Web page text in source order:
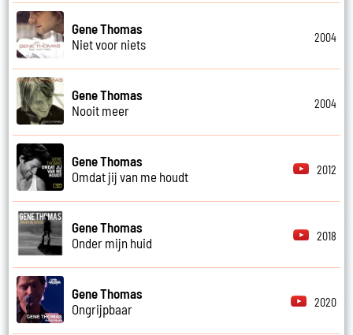
Gene Thomas
Niet voor niets
2004
Gene Thomas
Nooit meer
2004
Gene Thomas
Omdat jij van me houdt
2012
Gene Thomas
Onder mijn huid
2018
Gene Thomas
Ongrijpbaar
2020